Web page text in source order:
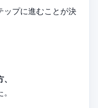
ップに進むことが決